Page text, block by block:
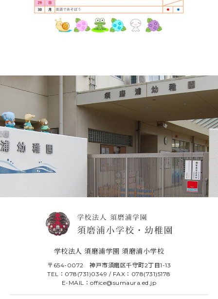
学校法人 須磨浦学園 須磨浦小学校
〒654-0072 神戸市須磨区千守町2丁目1-13
TEL：078(731)0349 / FAX：078(731)5178
E-MAIL：office@sumaura.ed.jp